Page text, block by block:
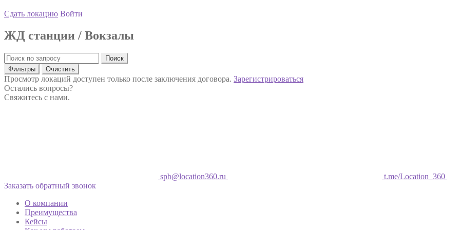
Сдать локацию Войти
ЖД станции / Вокзалы
Поиск
Фильтры
Очистить
Просмотр локаций доступен только после заключения договора. Зарегистрироваться
Остались вопросы?
Свяжитесь с нами.
spb@location360.ru t.me/Location_360
Заказать обратный звонок
О компании
Преимущества
Кейсы